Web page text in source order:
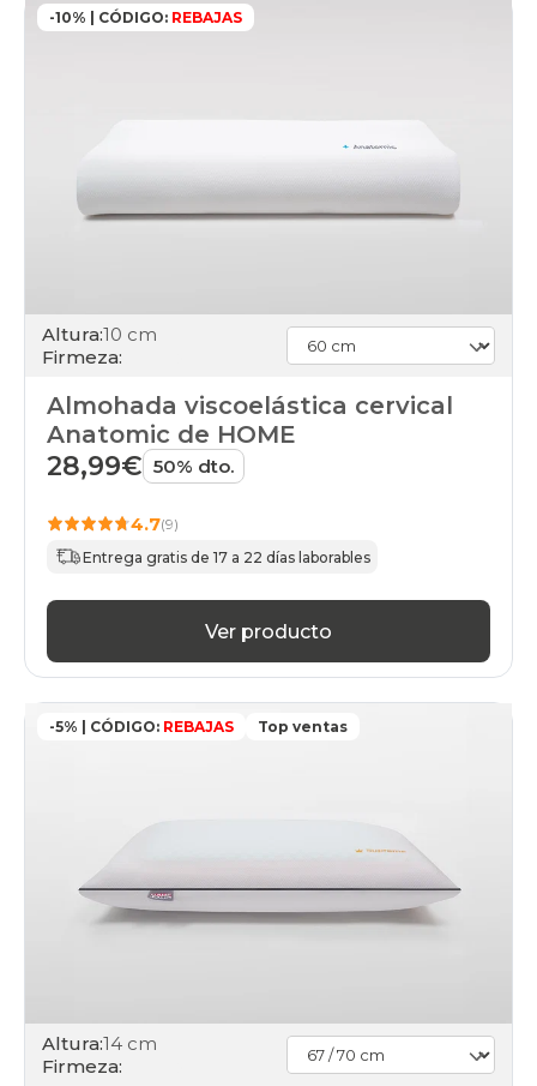
-10% | CÓDIGO: REBAJAS
Altura:10 cm
Firmeza:
Almohada viscoelástica cervical
Anatomic de HOME
28,99€ 50% dto.
4.7(9)
Entrega gratis de 17 a 22 días laborables
Ver producto
-5% | CÓDIGO: REBAJAS Top ventas
Altura:14 cm
Firmeza: